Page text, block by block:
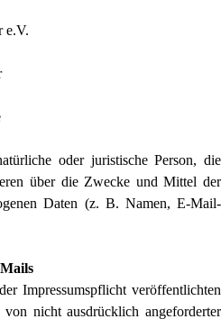
e.V.
oder juristische Person, die
über die Zwecke und Mittel der
Daten (z. B. Namen, E-Mail-
Impressumspflicht veröffentlichten
nicht ausdrücklich angeforderter